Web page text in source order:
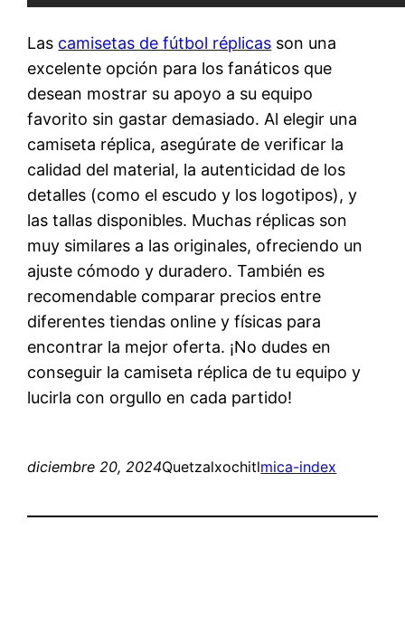
Las camisetas de fútbol réplicas son una
excelente opción para los fanáticos que
desean mostrar su apoyo a su equipo
favorito sin gastar demasiado. Al elegir una
camiseta réplica, asegúrate de verificar la
calidad del material, la autenticidad de los
detalles (como el escudo y los logotipos), y
las tallas disponibles. Muchas réplicas son
muy similares a las originales, ofreciendo un
ajuste cómodo y duradero. También es
recomendable comparar precios entre
diferentes tiendas online y físicas para
encontrar la mejor oferta. ¡No dudes en
conseguir la camiseta réplica de tu equipo y
lucirla con orgullo en cada partido!
diciembre 20, 2024Quetzalxochitlmica-index